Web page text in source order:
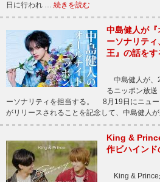
日に行われ … 続きを読む
中島健人が
ーソナリテ
王』の話を
中島健人が、
るニッポン放
ーソナリティを担当する。 8月19日にニュー
がリリースされることを記念して、中島健人
King &
作ビハインド
King & Prince